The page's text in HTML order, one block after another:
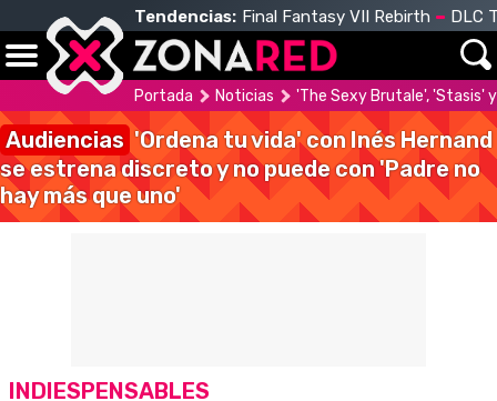
Tendencias: Final Fantasy VII Rebirth DLC
Portada Noticias 'The Sexy Brutale', 'Stasis'
Audiencias 'Ordena tu vida' con Inés Hernand
se estrena discreto y no puede con 'Padre no
hay más que uno'
INDIESPENSABLES